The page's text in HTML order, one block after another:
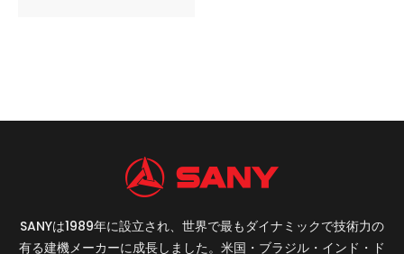
SANYは1989年に設立され、世界で最もダイナミックで技術力の
有る建機メーカーに成長しました。米国・ブラジル・インド・ド